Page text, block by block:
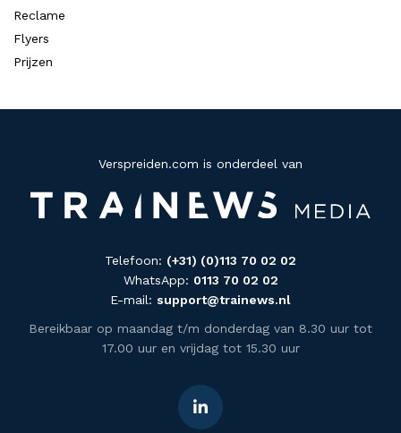
Reclame
Flyers
Prijzen
Verspreiden.com is onderdeel van
Telefoon: (+31) (0)113 70 02 02
WhatsApp: 0113 70 02 02
E-mail: support@trainews.nl
Bereikbaar op maandag t/m donderdag van 8.30 uur tot
17.00 uur en vrijdag tot 15.30 uur